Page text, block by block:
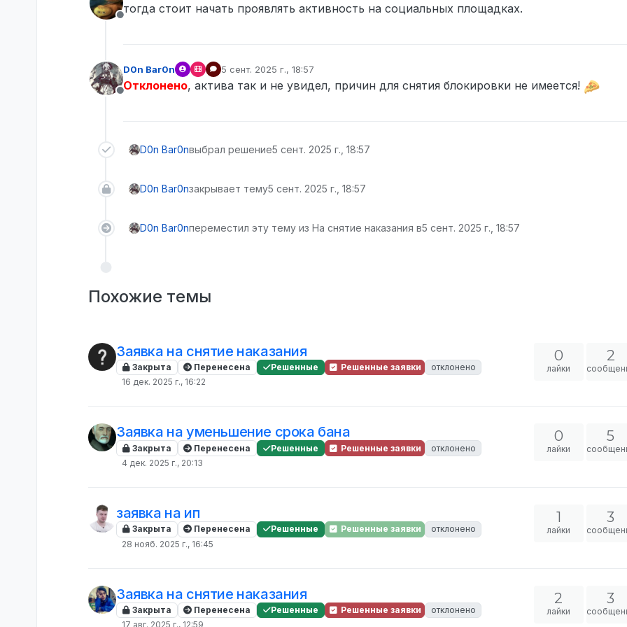
Не в сети
тогда стоит начать проявлять активность на социальных площадках.
Не в сети
D0n Bar0n 5 сент. 2025 г., 18:57
отредактировано
Отклонено, актива так и не увидел, причин для снятия блокировки не имеется!
D0n Bar0nвыбрал решение5 сент. 2025 г., 18:57
D0n Bar0nзакрывает тему5 сент. 2025 г., 18:57
D0n Bar0nпереместил эту тему из На снятие наказания в5 сент. 2025 г., 18:57
Похожие темы
Заявка на снятие наказания
Закрыта Перенесена Решенные Решенные заявки
отклонено
16 дек. 2025 г., 16:22
0
лайки
2
Заявка на уменьшение срока бана
Закрыта Перенесена Решенные Решенные заявки
отклонено
4 дек. 2025 г., 20:13
0
лайки
5
заявка на ип
Закрыта Перенесена Решенные Решенные заявки
отклонено
28 нояб. 2025 г., 16:45
1
лайки
3
Заявка на снятие наказания
Закрыта Перенесена Решенные Решенные заявки
отклонено
17 авг. 2025 г., 12:59
2
лайки
3